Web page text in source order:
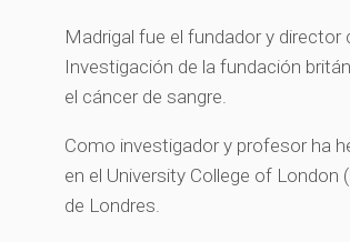
Madrigal fue el fundador y director
Investigación de la fundación
el cáncer de sangre.
Como investigador y profesor ha
en el University College of London
de Londres.